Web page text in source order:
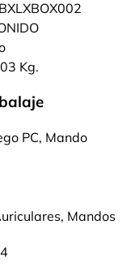
Kg.
PC, Mando
Mandos